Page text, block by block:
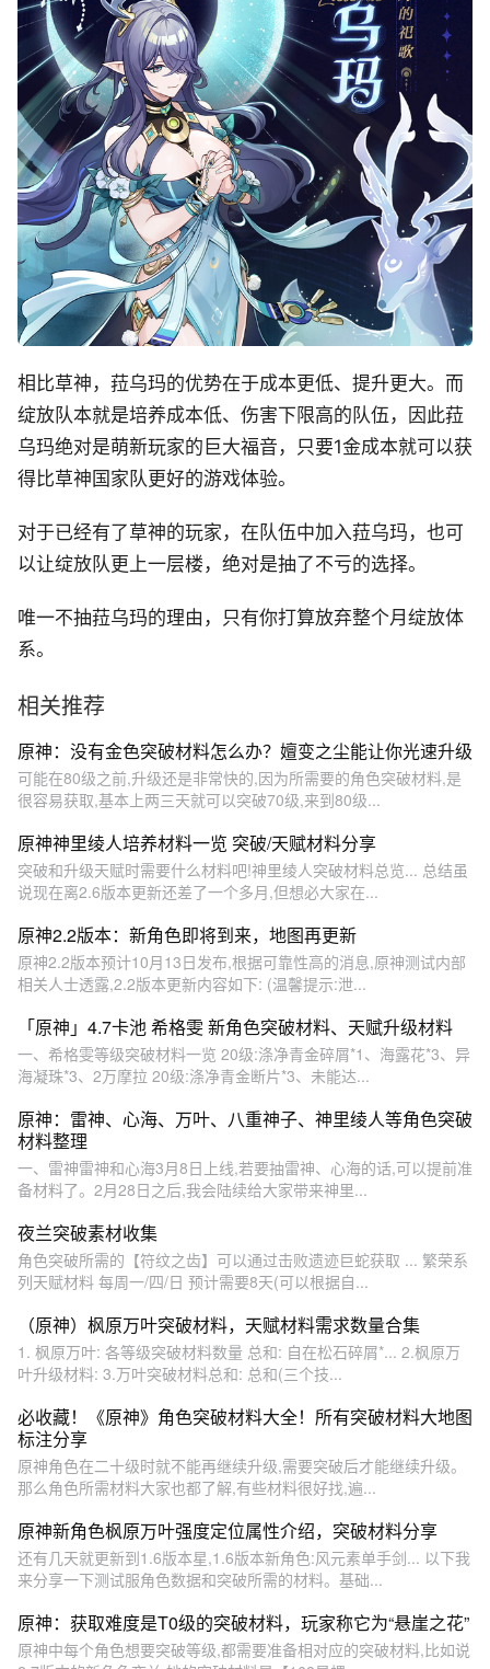
相比草神，菈乌玛的优势在于成本更低、提升更大。而
绽放队本就是培养成本低、伤害下限高的队伍，因此菈
乌玛绝对是萌新玩家的巨大福音，只要1金成本就可以获
得比草神国家队更好的游戏体验。
对于已经有了草神的玩家，在队伍中加入菈乌玛，也可
以让绽放队更上一层楼，绝对是抽了不亏的选择。
唯一不抽菈乌玛的理由，只有你打算放弃整个月绽放体
系。
相关推荐
原神：没有金色突破材料怎么办？嬗变之尘能让你光速升级
可能在80级之前,升级还是非常快的,因为所需要的角色突破材料,是
很容易获取,基本上两三天就可以突破70级,来到80级...
原神神里绫人培养材料一览 突破/天赋材料分享
突破和升级天赋时需要什么材料吧!神里绫人突破材料总览... 总结虽
说现在离2.6版本更新还差了一个多月,但想必大家在...
原神2.2版本：新角色即将到来，地图再更新
原神2.2版本预计10月13日发布,根据可靠性高的消息,原神测试内部
相关人士透露,2.2版本更新内容如下: (温馨提示:泄...
「原神」4.7卡池 希格雯 新角色突破材料、天赋升级材料
一、希格雯等级突破材料一览 20级:涤净青金碎屑*1、海露花*3、异
海凝珠*3、2万摩拉 20级:涤净青金断片*3、未能达...
原神：雷神、心海、万叶、八重神子、神里绫人等角色突破
材料整理
一、雷神雷神和心海3月8日上线,若要抽雷神、心海的话,可以提前准
备材料了。2月28日之后,我会陆续给大家带来神里...
夜兰突破素材收集
角色突破所需的【符纹之齿】可以通过击败遗迹巨蛇获取 ... 繁荣系
列天赋材料 每周一/四/日 预计需要8天(可以根据自...
（原神）枫原万叶突破材料，天赋材料需求数量合集
1. 枫原万叶: 各等级突破材料数量 总和: 自在松石碎屑*... 2.枫原万
叶升级材料: 3.万叶突破材料总和: 总和(三个技...
必收藏！《原神》角色突破材料大全！所有突破材料大地图
标注分享
原神角色在二十级时就不能再继续升级,需要突破后才能继续升级。
那么角色所需材料大家也都了解,有些材料很好找,遍...
原神新角色枫原万叶强度定位属性介绍，突破材料分享
还有几天就更新到1.6版本星,1.6版本新角色:风元素单手剑... 以下我
来分享一下测试服角色数据和突破所需的材料。基础...
原神：获取难度是T0级的突破材料，玩家称它为“悬崖之花”
原神中每个角色想要突破等级,都需要准备相对应的突破材料,比如说